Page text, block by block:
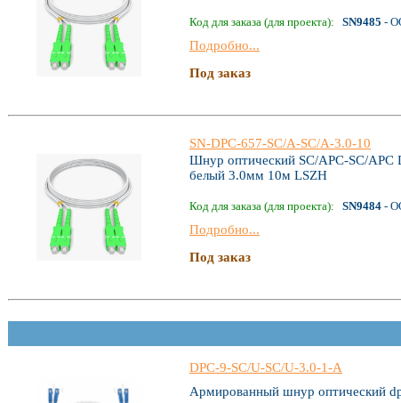
Код для заказа (для проекта): SN9485 -
Подробно...
Под заказ
SN-DPC-657-SС/A-SC/A-3.0-10
Шнур оптический SC/APC-SC/
белый 3.0мм 10м LSZH
Код для заказа (для проекта): SN9484 -
Подробно...
Под заказ
DPC-9-SC/U-SC/U-3.0-1-A
Армированный шнур оптический